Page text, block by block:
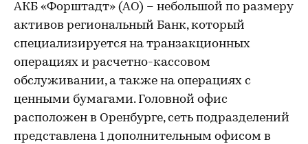
АКБ «Форштадт» (АО) – небольшой по размеру
активов региональный Банк, который
специализируется на транзакционных
операциях и расчетно-кассовом
обслуживании, а также на операциях с
ценными бумагами. Головной офис
расположен в Оренбурге, сеть подразделений
представлена 1 дополнительным офисом в